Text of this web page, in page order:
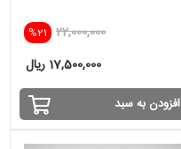
%21 22,000,000
17,500,000 ریال
افزودن به سبد